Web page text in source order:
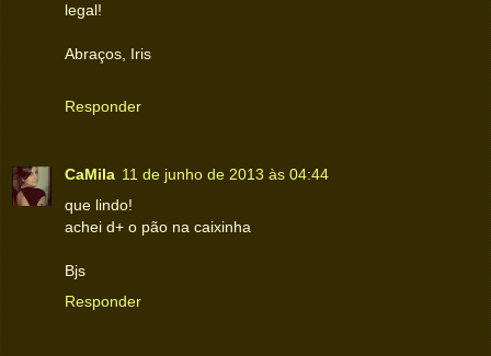
legal!
Abraços, Iris
Responder
CaMila 11 de junho de 2013 às 04:44
que lindo!
achei d+ o pão na caixinha
Bjs
Responder